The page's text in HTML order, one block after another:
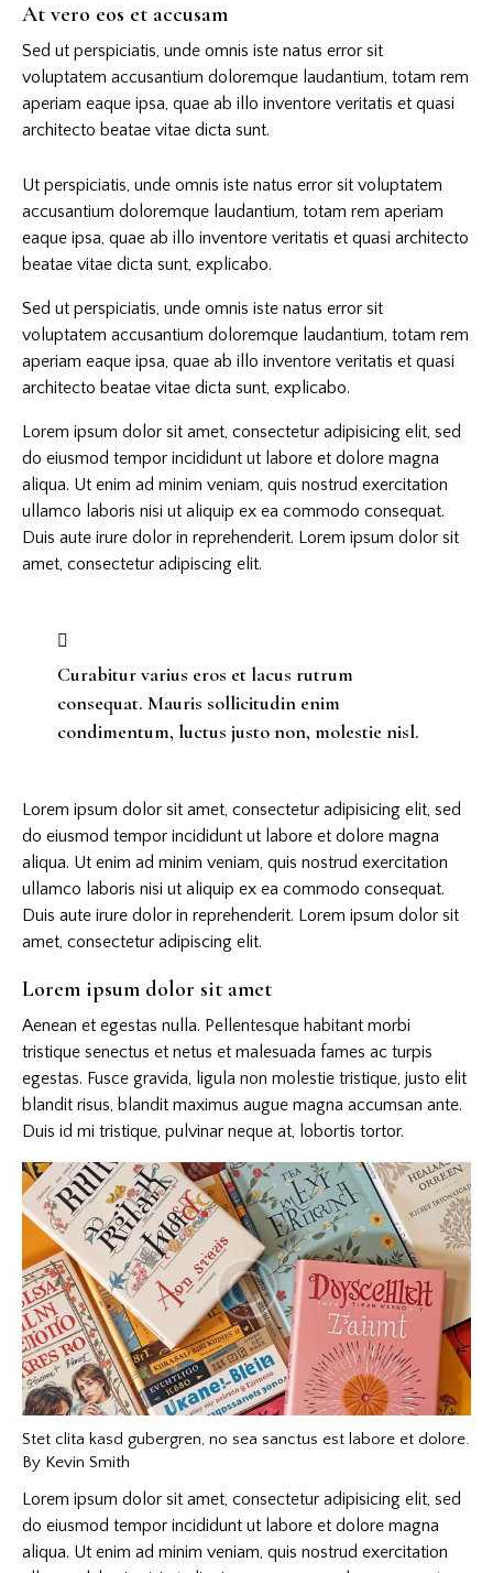
At vero eos et accusam
Sed ut perspiciatis, unde omnis iste natus error sit
voluptatem accusantium doloremque laudantium, totam rem
aperiam eaque ipsa, quae ab illo inventore veritatis et quasi
architecto beatae vitae dicta sunt.
Ut perspiciatis, unde omnis iste natus error sit voluptatem
accusantium doloremque laudantium, totam rem aperiam
eaque ipsa, quae ab illo inventore veritatis et quasi architecto
beatae vitae dicta sunt, explicabo.
Sed ut perspiciatis, unde omnis iste natus error sit
voluptatem accusantium doloremque laudantium, totam rem
aperiam eaque ipsa, quae ab illo inventore veritatis et quasi
architecto beatae vitae dicta sunt, explicabo.
Lorem ipsum dolor sit amet, consectetur adipisicing elit, sed
do eiusmod tempor incididunt ut labore et dolore magna
aliqua. Ut enim ad minim veniam, quis nostrud exercitation
ullamco laboris nisi ut aliquip ex ea commodo consequat.
Duis aute irure dolor in reprehenderit. Lorem ipsum dolor sit
amet, consectetur adipiscing elit.
Curabitur varius eros et lacus rutrum
consequat. Mauris sollicitudin enim
condimentum, luctus justo non, molestie nisl.
Lorem ipsum dolor sit amet, consectetur adipisicing elit, sed
do eiusmod tempor incididunt ut labore et dolore magna
aliqua. Ut enim ad minim veniam, quis nostrud exercitation
ullamco laboris nisi ut aliquip ex ea commodo consequat.
Duis aute irure dolor in reprehenderit. Lorem ipsum dolor sit
amet, consectetur adipiscing elit.
Lorem ipsum dolor sit amet
Aenean et egestas nulla. Pellentesque habitant morbi
tristique senectus et netus et malesuada fames ac turpis
egestas. Fusce gravida, ligula non molestie tristique, justo elit
blandit risus, blandit maximus augue magna accumsan ante.
Duis id mi tristique, pulvinar neque at, lobortis tortor.
Stet clita kasd gubergren, no sea sanctus est labore et dolore.
By Kevin Smith
Lorem ipsum dolor sit amet, consectetur adipisicing elit, sed
do eiusmod tempor incididunt ut labore et dolore magna
aliqua. Ut enim ad minim veniam, quis nostrud exercitation